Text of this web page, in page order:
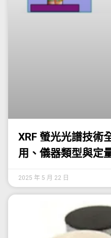
XRF 螢光光譜技術
用、儀器類型與定
2025 年 5 月 22 日